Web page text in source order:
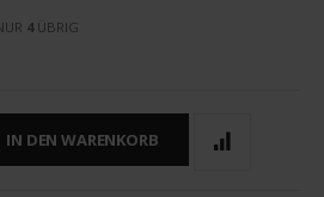
4ÜBRIG
IN DEN WARENKORB